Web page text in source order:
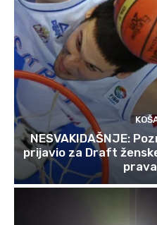
NESVAKIDAŠNJE:
prijavio za Draft